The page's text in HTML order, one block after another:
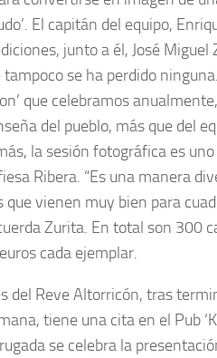
El capitán del equipo,
junto a él, José Miguel
se ha perdido
que celebramos
del pueblo, más que del
la sesión fotográfica es uno
Ribera. “Es una manera
que vienen muy bien para
Zurita. En total son 300
cada ejemplar.
del Reve Altorricón, tras
tiene una cita en el Pub
se celebra la